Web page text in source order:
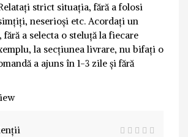
strict situația, fără a folosi
neserioși etc. Acordați un
a selecta o steluță la fiecare
la secțiunea livrare, nu bifați o
a ajuns în 1-3 zile și fără